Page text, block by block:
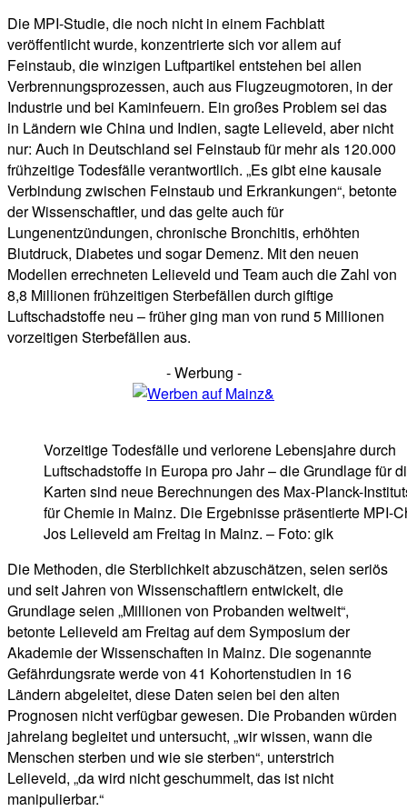
Die MPI-Studie, die noch nicht in einem Fachblatt
veröffentlicht wurde, konzentrierte sich vor allem auf
Feinstaub, die winzigen Luftpartikel entstehen bei allen
Verbrennungsprozessen, auch aus Flugzeugmotoren, in der
Industrie und bei Kaminfeuern. Ein großes Problem sei das
in Ländern wie China und Indien, sagte Lelieveld, aber nicht
nur: Auch in Deutschland sei Feinstaub für mehr als 120.000
frühzeitige Todesfälle verantwortlich. „Es gibt eine kausale
Verbindung zwischen Feinstaub und Erkrankungen“, betonte
der Wissenschaftler, und das gelte auch für
Lungenentzündungen, chronische Bronchitis, erhöhten
Blutdruck, Diabetes und sogar Demenz. Mit den neuen
Modellen errechneten Lelieveld und Team auch die Zahl von
8,8 Millionen frühzeitigen Sterbefällen durch giftige
Luftschadstoffe neu – früher ging man von rund 5 Millionen
vorzeitigen Sterbefällen aus.
- Werbung -
Vorzeitige Todesfälle und verlorene Lebensjahre durch
Luftschadstoffe in Europa pro Jahr – die Grundlage für
Karten sind neue Berechnungen des Max-Planck-
für Chemie in Mainz. Die Ergebnisse präsentierte MPI-
Jos Lelieveld am Freitag in Mainz. – Foto: gik
Die Methoden, die Sterblichkeit abzuschätzen, seien seriös
und seit Jahren von Wissenschaftlern entwickelt, die
Grundlage seien „Millionen von Probanden weltweit“,
betonte Lelieveld am Freitag auf dem Symposium der
Akademie der Wissenschaften in Mainz. Die sogenannte
Gefährdungsrate werde von 41 Kohortenstudien in 16
Ländern abgeleitet, diese Daten seien bei den alten
Prognosen nicht verfügbar gewesen. Die Probanden würden
jahrelang begleitet und untersucht, „wir wissen, wann die
Menschen sterben und wie sie sterben“, unterstrich
Lelieveld, „da wird nicht geschummelt, das ist nicht
manipulierbar.“